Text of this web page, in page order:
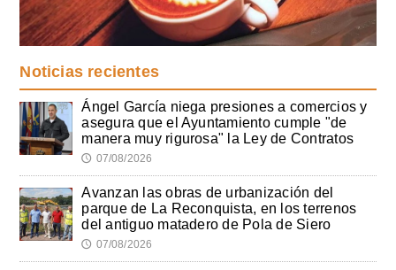
Noticias recientes
Ángel García niega presiones a comercios y
asegura que el Ayuntamiento cumple "de
manera muy rigurosa" la Ley de Contratos
🕔 07/08/2026
Avanzan las obras de urbanización del
parque de La Reconquista, en los terrenos
del antiguo matadero de Pola de Siero
🕔 07/08/2026